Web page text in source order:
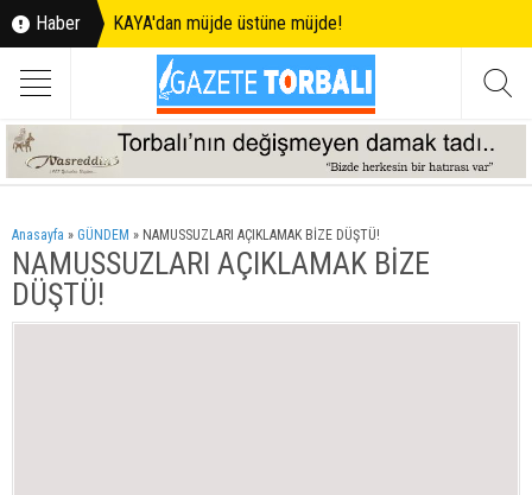
Haber KAYA'dan müjde üstüne müjde!
Anasayfa » GÜNDEM » NAMUSSUZLARI AÇIKLAMAK BİZE DÜŞTÜ!
NAMUSSUZLARI AÇIKLAMAK BİZE
DÜŞTÜ!